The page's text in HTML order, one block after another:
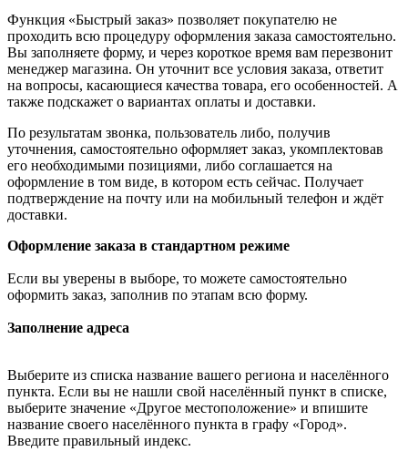
Функция «Быстрый заказ» позволяет покупателю не
проходить всю процедуру оформления заказа самостоятельно.
Вы заполняете форму, и через короткое время вам перезвонит
менеджер магазина. Он уточнит все условия заказа, ответит
на вопросы, касающиеся качества товара, его особенностей. А
также подскажет о вариантах оплаты и доставки.
По результатам звонка, пользователь либо, получив
уточнения, самостоятельно оформляет заказ, укомплектовав
его необходимыми позициями, либо соглашается на
оформление в том виде, в котором есть сейчас. Получает
подтверждение на почту или на мобильный телефон и ждёт
доставки.
Оформление заказа в стандартном режиме
Если вы уверены в выборе, то можете самостоятельно
оформить заказ, заполнив по этапам всю форму.
Заполнение адреса
Выберите из списка название вашего региона и населённого
пункта. Если вы не нашли свой населённый пункт в списке,
выберите значение «Другое местоположение» и впишите
название своего населённого пункта в графу «Город».
Введите правильный индекс.